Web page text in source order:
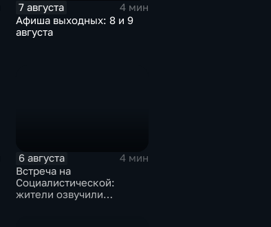
7 августа
4 мин
Афиша выходных: 8 и 9
августа
6 августа
4 мин
Встреча на
Социалистической:
жители озвучили